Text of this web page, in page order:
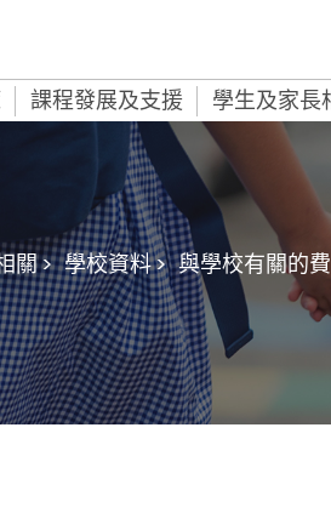
課程發展及支援 學生及家長
關 > 學校資料 > 與學校有關的